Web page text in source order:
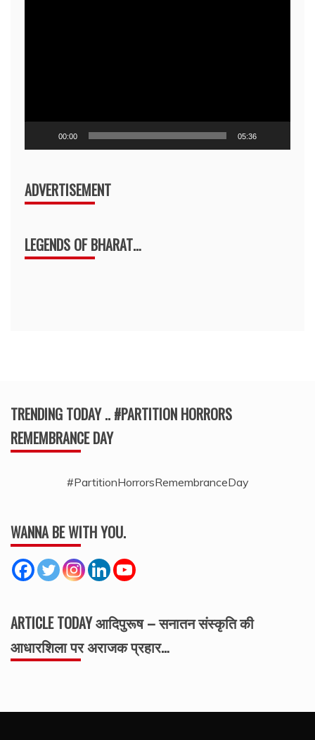
00:00 05:36
ADVERTISEMENT
LEGENDS OF BHARAT…
TRENDING TODAY .. #PARTITION HORRORS
REMEMBRANCE DAY
#PartitionHorrorsRemembranceDay
WANNA BE WITH YOU.
ARTICLE TODAY आदिपुरूष – सनातन संस्कृति की
आधारशिला पर अराजक प्रहार…